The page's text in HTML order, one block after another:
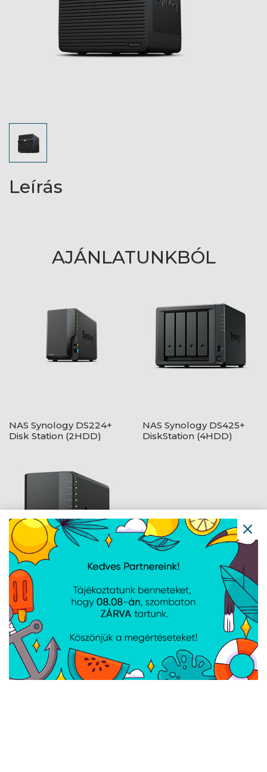
Leírás
AJÁNLATUNKBÓL
NAS Synology DS224+
Disk Station (2HDD)
NAS Synology DS425+
DiskStation (4HDD)
NAS Synology DS225+
Disk Station (2HDD)